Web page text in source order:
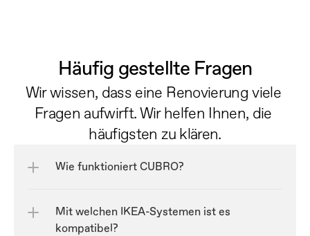
Häufig gestellte Fragen
Wir wissen, dass eine Renovierung viele
Fragen aufwirft. Wir helfen Ihnen, die
häufigsten zu klären.
Wie funktioniert CUBRO?
Mit welchen IKEA-Systemen ist es
kompatibel?